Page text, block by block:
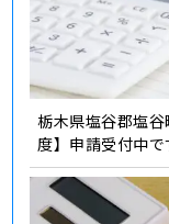
栃木県塩谷郡塩
度】申請受付中で